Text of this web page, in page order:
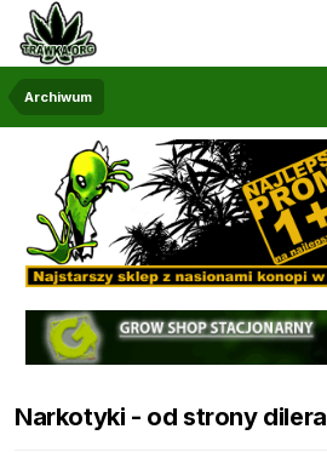
Archiwum
Narkotyki - od strony dilera